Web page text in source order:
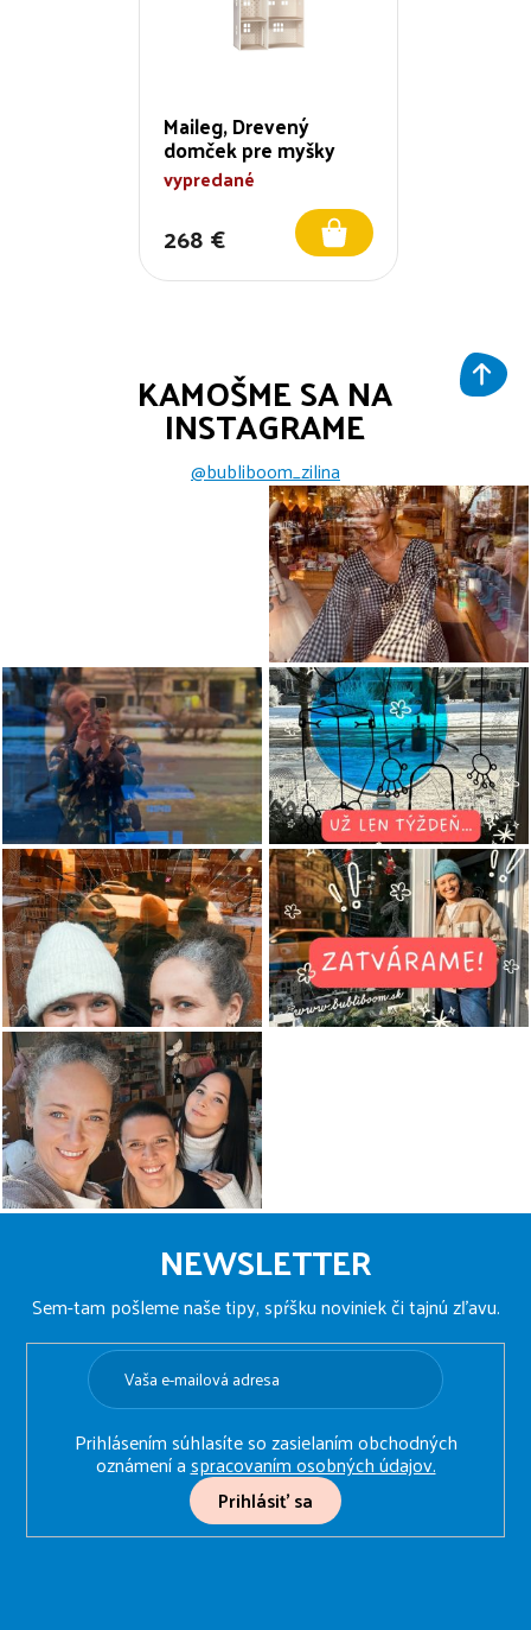
Maileg, Drevený
domček pre myšky
vypredané
268 €
KAMOŠME SA NA
INSTAGRAME
@bubliboom_zilina
Z
NEWSLETTER
Sem-tam pošleme naše tipy, spŕšku noviniek či tajnú zľavu.
Prihlásením súhlasíte so zasielaním obchodných
oznámení aspracovaním osobných údajov.
Prihlásiť sa